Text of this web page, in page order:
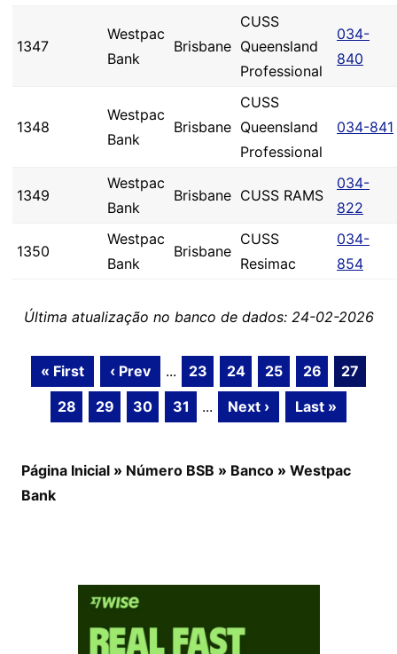
1347
Westpac
Bank
Brisbane
CUSS
Queensland
Professional
034-
840
1348
Westpac
Bank
Brisbane
CUSS
Queensland
Professional
034-841
1349
Westpac
Bank
Brisbane CUSS RAMS
034-
822
1350
Westpac
Bank
Brisbane
CUSS
Resimac
034-
854
Última atualização no banco de dados: 24-02-2026
« First ‹ Prev ... 23 24 25 26
27
28
29 30 31 ... Next › Last »
Página Inicial » Número BSB » Banco » Westpac
Bank